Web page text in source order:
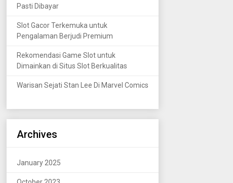
Pasti Dibayar
Slot Gacor Terkemuka untuk
Pengalaman Berjudi Premium
Rekomendasi Game Slot untuk
Dimainkan di Situs Slot Berkualitas
Warisan Sejati Stan Lee Di Marvel Comics
Archives
January 2025